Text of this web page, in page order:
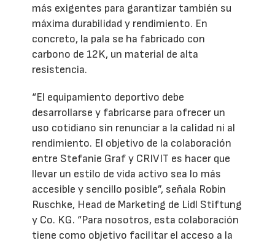
más exigentes para garantizar también su
máxima durabilidad y rendimiento. En
concreto, la pala se ha fabricado con
carbono de 12K, un material de alta
resistencia.
“El equipamiento deportivo debe
desarrollarse y fabricarse para ofrecer un
uso cotidiano sin renunciar a la calidad ni al
rendimiento. El objetivo de la colaboración
entre Stefanie Graf y CRIVIT es hacer que
llevar un estilo de vida activo sea lo más
accesible y sencillo posible”, señala Robin
Ruschke, Head de Marketing de Lidl Stiftung
y Co. KG. “Para nosotros, esta colaboración
tiene como objetivo facilitar el acceso a la